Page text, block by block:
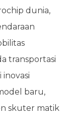
dunia,
transportasi
baru,
skuter matik